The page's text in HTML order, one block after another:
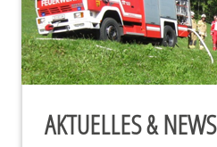
AKTUELLES & NEWS